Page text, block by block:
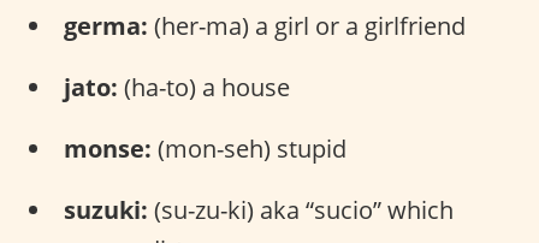
germa: (her-ma) a girl or a girlfriend
jato: (ha-to) a house
monse: (mon-seh) stupid
suzuki: (su-zu-ki) aka “sucio” which